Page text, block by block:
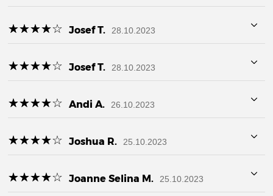
☆☆☆☆☆
★★★★★ Josef T. 28.10.2023
☆☆☆☆☆
★★★★★ Josef T. 28.10.2023
☆☆☆☆☆
★★★★★ Andi A. 26.10.2023
☆☆☆☆☆
★★★★★ Joshua R. 25.10.2023
☆☆☆☆☆
★★★★★ Joanne Selina M. 25.10.2023